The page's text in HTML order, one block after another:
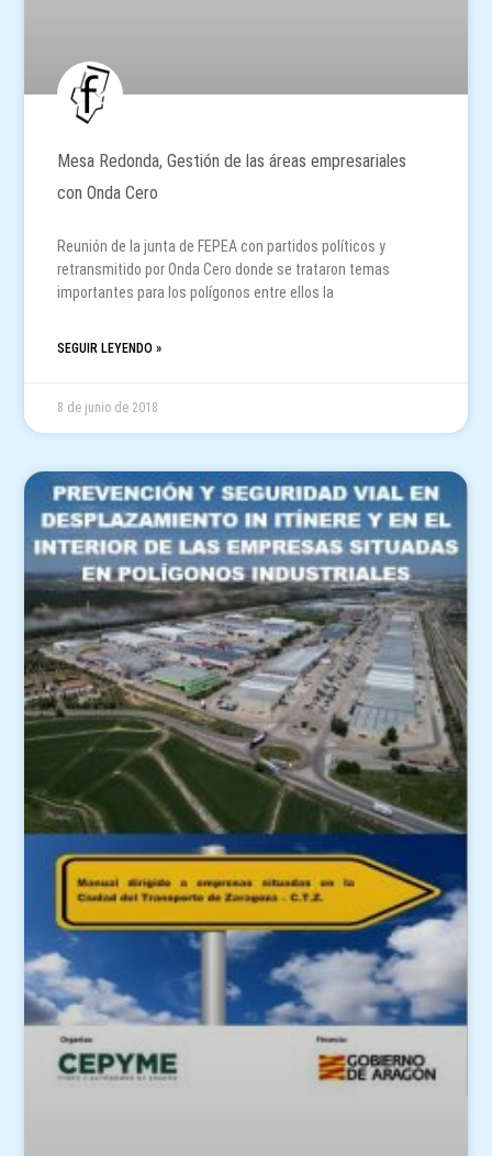
Mesa Redonda, Gestión de las áreas empresariales
con Onda Cero
Reunión de la junta de FEPEA con partidos políticos y
retransmitido por Onda Cero donde se trataron temas
importantes para los polígonos entre ellos la
SEGUIR LEYENDO »
8 de junio de 2018